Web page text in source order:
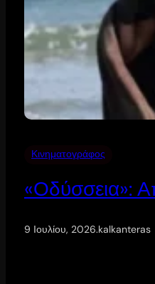
Κινηματογράφος
«Οδύσσεια»:
9 Ιουλίου, 2026.kalkanteras